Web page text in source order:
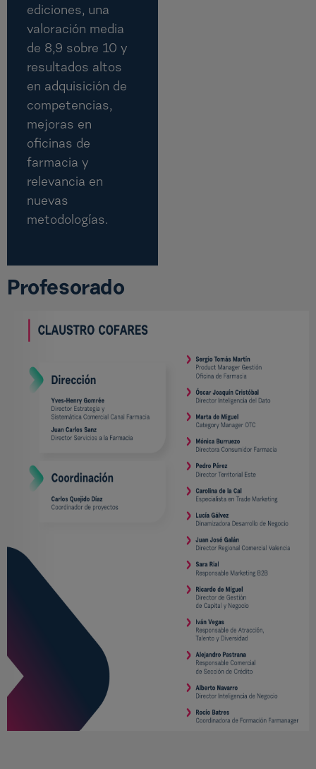
ediciones, una
valoración media
de 8,9 sobre 10 y
resultados altos
en adquisición de
competencias,
mejoras en
oficinas de
farmacia y
relevancia en
nuevas
metodologías.
Profesorado